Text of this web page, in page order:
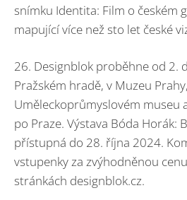
snímku Identita: Film o českém
mapující více než sto let české
26. Designblok proběhne od 2.
Pražském hradě, v Muzeu
Uměleckoprůmyslovém museu
po Praze. Výstava Bóda Horák:
přístupná do 28. října 2024.
vstupenky za zvýhodněnou
stránkách designblok.cz.